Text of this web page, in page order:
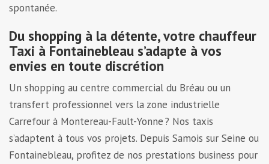
spontanée.
Du shopping à la détente, votre chauffeur
Taxi à Fontainebleau s’adapte à vos
envies en toute discrétion
Un shopping au centre commercial du Bréau ou un
transfert professionnel vers la zone industrielle
Carrefour à Montereau-Fault-Yonne ? Nos taxis
s’adaptent à tous vos projets. Depuis Samois sur Seine ou
Fontainebleau, profitez de nos prestations business pour